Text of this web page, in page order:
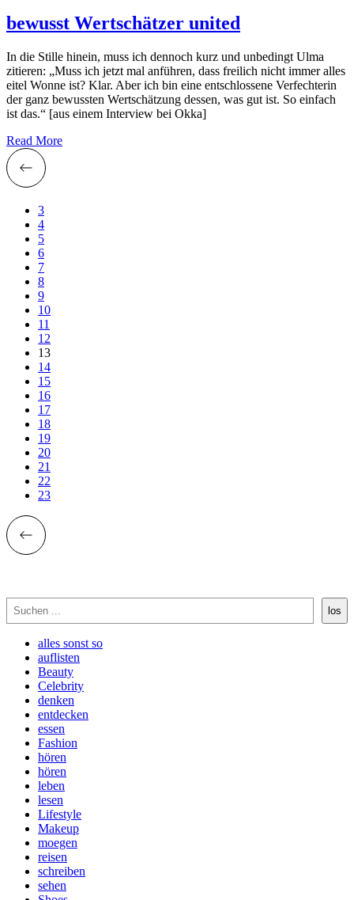
bewusst Wertschätzer united
In die Stille hinein, muss ich dennoch kurz und unbedingt Ulma
zitieren: „Muss ich jetzt mal anführen, dass freilich nicht immer alles
eitel Wonne ist? Klar. Aber ich bin eine entschlossene Verfechterin
der ganz bewussten Wertschätzung dessen, was gut ist. So einfach
ist das.“ [aus einem Interview bei Okka]
Read More
3
4
5
6
7
8
9
10
11
12
13
14
15
16
17
18
19
20
21
22
23
Suchen
los
alles sonst so
auflisten
Beauty
Celebrity
denken
entdecken
essen
Fashion
hören
hören
leben
lesen
Lifestyle
Makeup
moegen
reisen
schreiben
sehen